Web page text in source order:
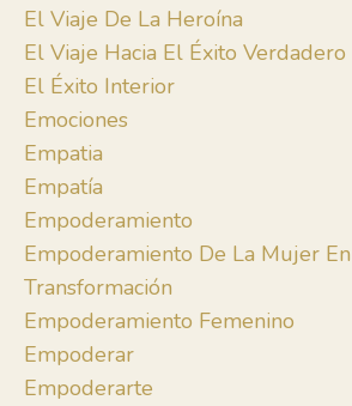
El Viaje De La Heroína
El Viaje Hacia El Éxito Verdadero
El Éxito Interior
Emociones
Empatia
Empatía
Empoderamiento
Empoderamiento De La Mujer
Transformación
Empoderamiento Femenino
Empoderar
Empoderarte